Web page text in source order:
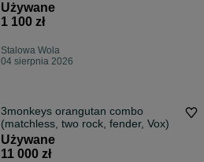
Używane
1 100 zł
Stalowa Wola
04 sierpnia 2026
3monkeys orangutan combo
(matchless, two rock, fender, Vox)
Używane
11 000 zł